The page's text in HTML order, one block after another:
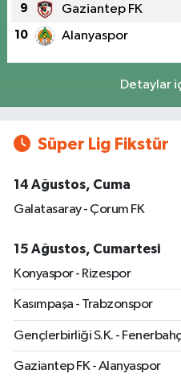
9 Gaziantep FK
10 Alanyaspor
Detaylar
Süper Lig Fikstür
14 Ağustos, Cuma
Galatasaray - Çorum FK
15 Ağustos, Cumartesi
Konyaspor - Rizespor
Kasımpaşa - Trabzonspor
Gençlerbirliği S.K. -
Gaziantep FK - Alanyaspor